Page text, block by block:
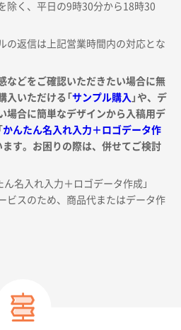
除く、平日の9時30分から18時30
の返信は上記営業時間内の対応とな
などをご確認いただきたい場合に無
入いただける「サンプル購入 」や、デ
場合に簡単なデザインから入稿用デ
かんたん名入れ入力＋ロゴデータ作
ます。お困りの際は、併せてご検討
ん名入れ入力＋ロゴデータ作成」
ビスのため、商品代またはデータ作